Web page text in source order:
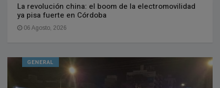
La revolución china: el boom de la electromovilidad
ya pisa fuerte en Córdoba
06 Agosto, 2026
GENERAL